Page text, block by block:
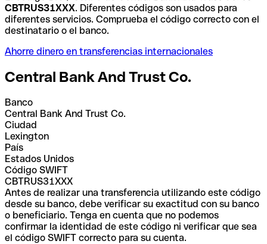
CBTRUS31XXX. Diferentes códigos son usados para
diferentes servicios. Comprueba el código correcto con el
destinatario o el banco.
Ahorre dinero en transferencias internacionales
Central Bank And Trust Co.
Banco
Central Bank And Trust Co.
Ciudad
Lexington
País
Estados Unidos
Código SWIFT
CBTRUS31XXX
Antes de realizar una transferencia utilizando este código
desde su banco, debe verificar su exactitud con su banco
o beneficiario. Tenga en cuenta que no podemos
confirmar la identidad de este código ni verificar que sea
el código SWIFT correcto para su cuenta.